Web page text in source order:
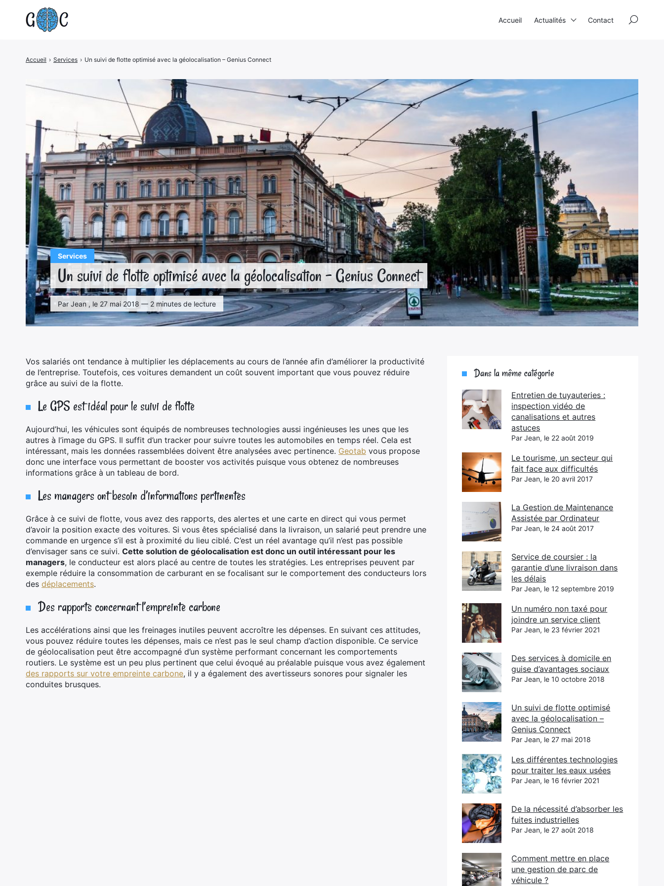
Services
Un suivi de flotte optimisé avec la géolocalisation – Genius Connect
Par Jean , le 27 mai 2018 — 2 minutes de lecture
Accueil › Services › Un suivi de flotte optimisé avec la géolocalisation – Genius Connect
Vos salariés ont tendance à multiplier les déplacements au cours de l’année afin d’améliorer la productivité
de l’entreprise. Toutefois, ces voitures demandent un coût souvent important que vous pouvez réduire
grâce au suivi de la flotte.
Le GPS est idéal pour le suivi de flotte
Aujourd’hui, les véhicules sont équipés de nombreuses technologies aussi ingénieuses les unes que les
autres à l’image du GPS. Il suffit d’un tracker pour suivre toutes les automobiles en temps réel. Cela est
intéressant, mais les données rassemblées doivent être analysées avec pertinence. Geotab vous propose
donc une interface vous permettant de booster vos activités puisque vous obtenez de nombreuses
informations grâce à un tableau de bord.
Les managers ont besoin d’informations pertinentes
Grâce à ce suivi de flotte, vous avez des rapports, des alertes et une carte en direct qui vous permet
d’avoir la position exacte des voitures. Si vous êtes spécialisé dans la livraison, un salarié peut prendre une
commande en urgence s’il est à proximité du lieu ciblé. C’est un réel avantage qu’il n’est pas possible
d’envisager sans ce suivi. Cette solution de géolocalisation est donc un outil intéressant pour les
managers, le conducteur est alors placé au centre de toutes les stratégies. Les entreprises peuvent par
exemple réduire la consommation de carburant en se focalisant sur le comportement des conducteurs lors
des déplacements.
Des rapports concernant l’empreinte carbone
Les accélérations ainsi que les freinages inutiles peuvent accroître les dépenses. En suivant ces attitudes,
vous pouvez réduire toutes les dépenses, mais ce n’est pas le seul champ d’action disponible. Ce service
de géolocalisation peut être accompagné d’un système performant concernant les comportements
routiers. Le système est un peu plus pertinent que celui évoqué au préalable puisque vous avez également
des rapports sur votre empreinte carbone, il y a également des avertisseurs sonores pour signaler les
conduites brusques.
Dans la même catégorie
Entretien de tuyauteries :
inspection vidéo de
canalisations et autres
astuces
Par Jean, le 22 août 2019
Le tourisme, un secteur qui
fait face aux difficultés
Par Jean, le 20 avril 2017
La Gestion de Maintenance
Assistée par Ordinateur
Par Jean, le 24 août 2017
Service de coursier : la
garantie d’une livraison dans
les délais
Par Jean, le 12 septembre 2019
Un numéro non taxé pour
joindre un service client
Par Jean, le 23 février 2021
Des services à domicile en
guise d’avantages sociaux
Par Jean, le 10 octobre 2018
Un suivi de flotte optimisé
avec la géolocalisation –
Genius Connect
Par Jean, le 27 mai 2018
Les différentes technologies
pour traiter les eaux usées
Par Jean, le 16 février 2021
De la nécessité d’absorber les
fuites industrielles
Par Jean, le 27 août 2018
Comment mettre en place
une gestion de parc de
véhicule ?
Accueil Actualités Contact
×
Rechercher